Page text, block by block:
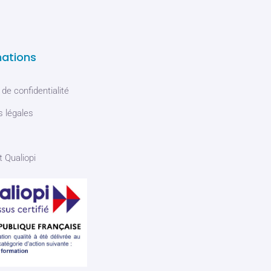
de confidentialité
légales
Qualiopi